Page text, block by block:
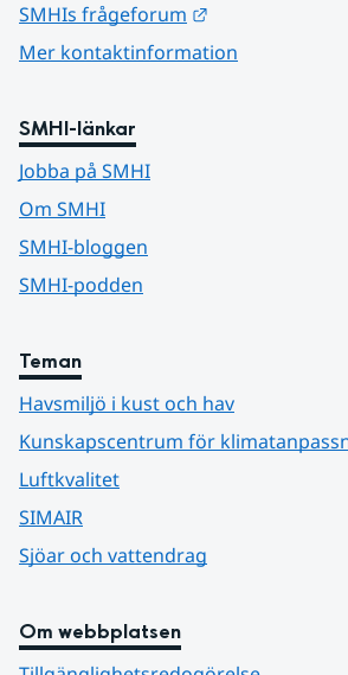
SMHIs frågeforum
Mer kontaktinformation
SMHI-länkar
Jobba på SMHI
Om SMHI
SMHI-bloggen
SMHI-podden
Teman
Havsmiljö i kust och hav
Kunskapscentrum för
Luftkvalitet
SIMAIR
Sjöar och vattendrag
Om webbplatsen